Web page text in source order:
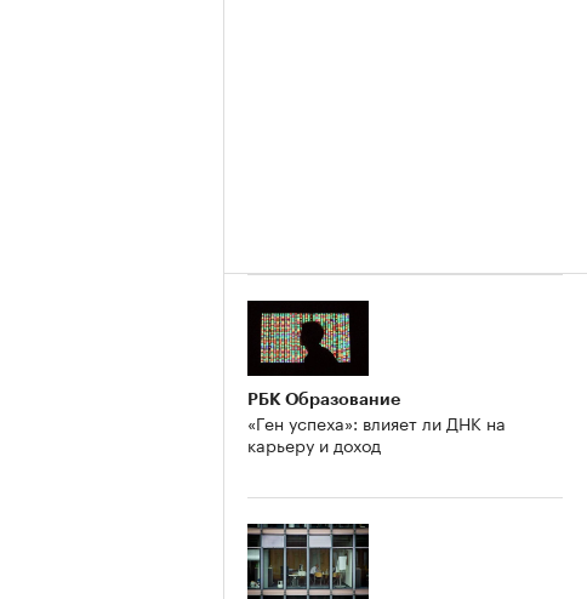
РБК Образование
«Ген успеха»: влияет ли ДНК на
карьеру и доход